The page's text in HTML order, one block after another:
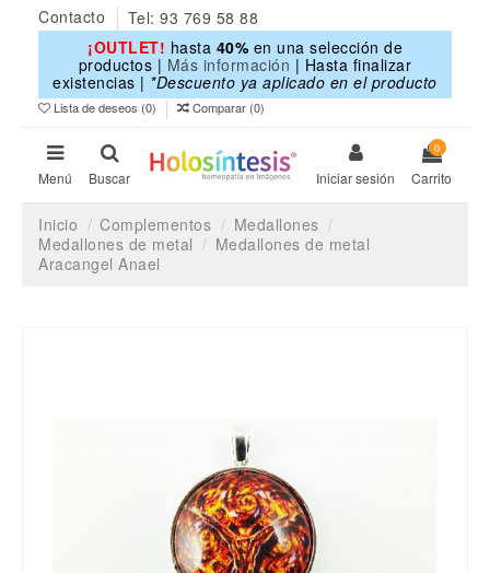
Contacto
Tel: 93 769 58 88
¡OUTLET! hasta 40% en una selección de
productos | Más información | Hasta finalizar
existencias | *Descuento ya aplicado en el producto
Lista de deseos (0) Comparar (0)
Menú Buscar Iniciar sesión
0
Carrito
Inicio Complementos
Medallones
Medallones de metal
Medallones de metal
Aracangel Anael